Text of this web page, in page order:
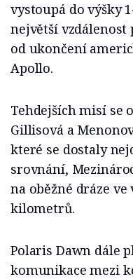
vystoupá do výšky
největší vzdálenost
od ukončení
Apollo.
Tehdejších misí se
Gillisová a
které se dostaly
srovnání,
na oběžné dráze ve
kilometrů.
Polaris Dawn dále
komunikace mezi